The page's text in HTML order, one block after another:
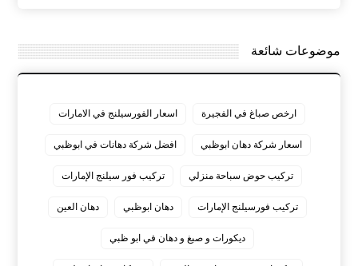
موضوعات شائعة
ارخص صباغ في الفجيرة اسعار الفورسيلنج في الامارات
اسعار شركة دهان ابوظبي افضل شركة دهانات في ابوظبي
تركيب حوض سباحة منزلي تركيب فور سيلنج الإمارات
تركيب فورسيلنج الإمارات دهان ابوظبي دهان العين
ديكورات و صبغ و دهان في ابو ظبي